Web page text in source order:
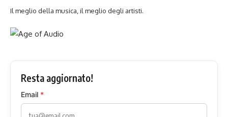
Il meglio della musica, il meglio degli artisti.
Resta aggiornato!
Email *